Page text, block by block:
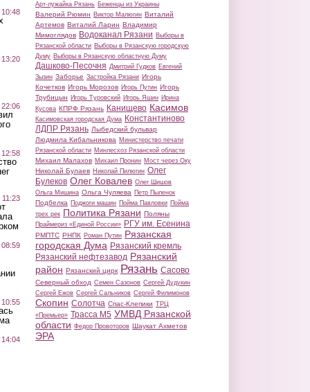
10:48
22:06
Арт-лужайка Рязань Беженцы из Украины
Валерий Рюмин Виктор Малюгин Виталий
Артемов Виталий Ларин Владимир
Мимоглядов Водоканал Рязани Выборы в
Рязанской области Выборы в Рязанскую городскую
Думу Выборы в Рязанскую областную Думу
Дашково-Песочня Дмитрий Гудков Евгений
Зызин Заборье Застройка Рязани Игорь
Кочетков Игорь Морозов Игорь Путин Игорь
Трубицын Игорь Туровский Игорь Яшин Ирина
Кусова КПРФ Рязань Канищево Касимов
Касимовская городская Дума Константиново
ЛДПР Рязань Лыбедский бульвар
Людмила Кибальникова Министерство печати
Рязанской области Минлесхоз Рязанской области
Михаил Малахов Михаил Пронин Мост через Оку
Николай Булаев Николай Пилюгин Олег
Булеков Олег Ковалев Олег Шишов
Ольга Мишина Ольга Чуляева Петр Пыленок
Подбелка Поджоги машин Пойма Павловки Пойма
трех рек Политика Рязани Поляны
Праймериз «Единой России» РГУ им. Есенина
РМПТС РНПК Роман Путин Рязанская
городская Дума Рязанский кремль
Рязанский нефтезавод Рязанский
район Рязанский цирк Рязань Сасово
Северный обход Семен Сазонов Сергей Дудукин
Сергей Ежов Сергей Сальников Сергей Филимонов
Скопин Солотча Спас-Клепики ТРЦ
«Премьер» Трасса М5 УМВД Рязанской
области Федор Провоторов Шаукат Ахметов
ЭРА